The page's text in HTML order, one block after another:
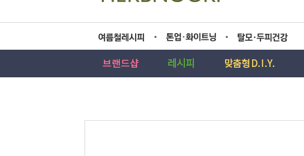
름레시피 업·화이트닝 모두피건강